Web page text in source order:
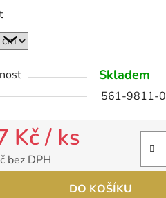
Skladem
561-9811-0
Kč/ ks
bez DPH
DO KOŠÍKU